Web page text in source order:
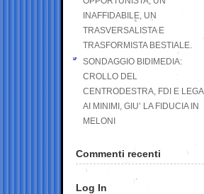
INAFFIDABILE, UN
TRASVERSALISTA E
TRASFORMISTA BESTIALE.
SONDAGGIO BIDIMEDIA:
CROLLO DEL
CENTRODESTRA, FDI E LEGA
AI MINIMI, GIU’ LA FIDUCIA IN
MELONI
Commenti recenti
Log In